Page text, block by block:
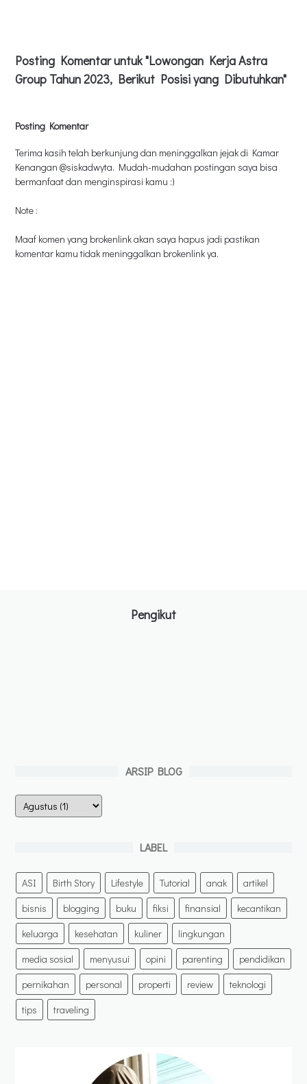
Posting Komentar untuk "Lowongan Kerja Astra
Group Tahun 2023, Berikut Posisi yang Dibutuhkan"
Posting Komentar
Terima kasih telah berkunjung dan meninggalkan jejak di Kamar
Kenangan @siskadwyta. Mudah-mudahan postingan saya bisa
bermanfaat dan menginspirasi kamu :)
Note :
Maaf komen yang brokenlink akan saya hapus jadi pastikan
komentar kamu tidak meninggalkan brokenlink ya.
Pengikut
ARSIP BLOG
LABEL
ASI Birth Story Lifestyle Tutorial anak
artikel
bisnis
blogging buku fiksi finansial
kecantikan
keluarga
kesehatan kuliner
lingkungan
media sosial
menyusui opini parenting
pendidikan
pernikahan
personal properti review
teknologi
tips
traveling